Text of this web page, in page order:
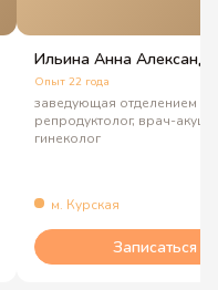
м. Курская
Ильина Анна
заведующая отделением
репродуктолог, врач-
гинеколог
Опыт 22 года
Записаться